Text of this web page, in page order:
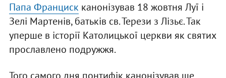
Папа Франциск канонізував 18 жовтня Луї і
Зелі Мартенів, батьків св. Терези з Лізьє. Так
уперше в історії Католицької церкви як святих
прославлено подружжя.